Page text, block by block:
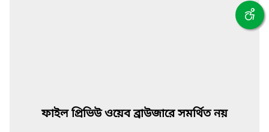
ফাইল প্রিভিউ ওয়েব ব্রাউজারে সমর্থিত নয়